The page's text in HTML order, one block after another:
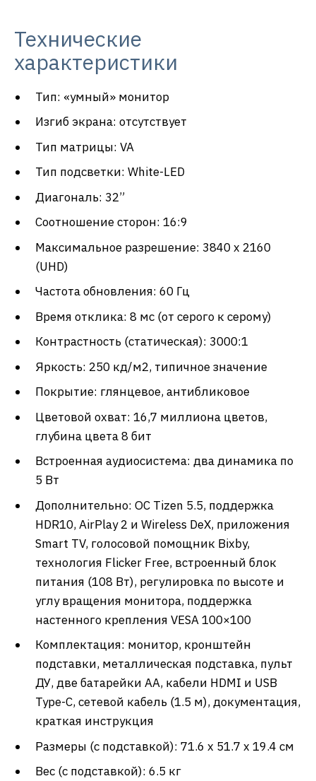
Технические
характеристики
Тип: «умный» монитор
Изгиб экрана: отсутствует
Тип матрицы: VA
Тип подсветки: White-LED
Диагональ: 32”
Соотношение сторон: 16:9
Максимальное разрешение: 3840 x 2160
(UHD)
Частота обновления: 60 Гц
Время отклика: 8 мс (от серого к серому)
Контрастность (статическая): 3000:1
Яркость: 250 кд/м2, типичное значение
Покрытие: глянцевое, антибликовое
Цветовой охват: 16,7 миллиона цветов,
глубина цвета 8 бит
Встроенная аудиосистема: два динамика по
5 Вт
Дополнительно: ОС Tizen 5.5, поддержка
HDR10, AirPlay 2 и Wireless DeX, приложения
Smart TV, голосовой помощник Bixby,
технология Flicker Free, встроенный блок
питания (108 Вт), регулировка по высоте и
углу вращения монитора, поддержка
настенного крепления VESA 100×100
Комплектация: монитор, кронштейн
подставки, металлическая подставка, пульт
ДУ, две батарейки АА, кабели HDMI и USB
Type-C, сетевой кабель (1.5 м), документация,
краткая инструкция
Размеры (с подставкой): 71.6 х 51.7 х 19.4 см
Вес (с подставкой): 6.5 кг